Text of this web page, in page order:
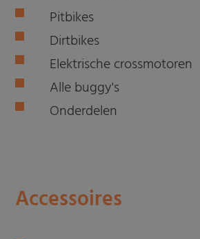
Pitbikes
Dirtbikes
Elektrische crossmotoren
Alle buggy's
Onderdelen
Accessoires